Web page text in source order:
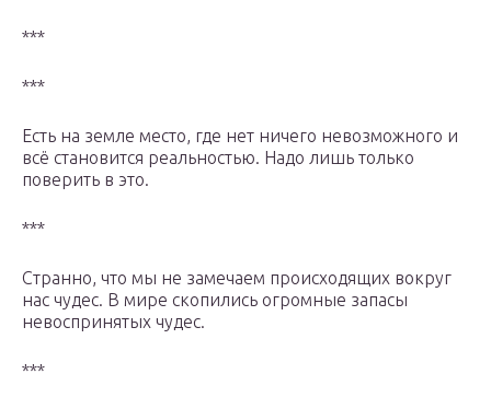
***
***
Есть на земле место, где нет ничего невозможного и
всё становится реальностью. Надо лишь только
поверить в это.
***
Странно, что мы не замечаем происходящих вокруг
нас чудес. В мире скопились огромные запасы
невоспринятых чудес.
***